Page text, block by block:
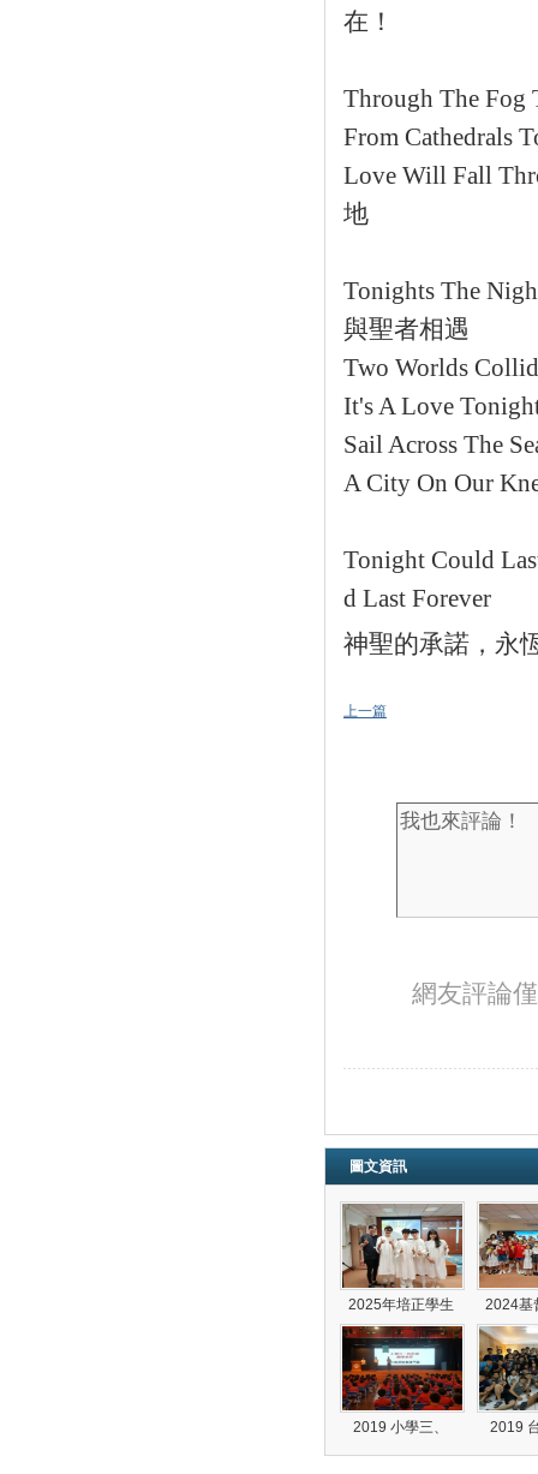
在！
Through The Fog
From Cathedrals
Love Will Fall
地
Tonights The
與聖者相遇
Two Worlds
It's A Love
Sail Across The
A City On Our
Tonight Could
d Last Forever
神聖的承諾，永
上一篇
網友評論
圖文資訊
2025年培正學生 2024基
2019 小學三、 2019